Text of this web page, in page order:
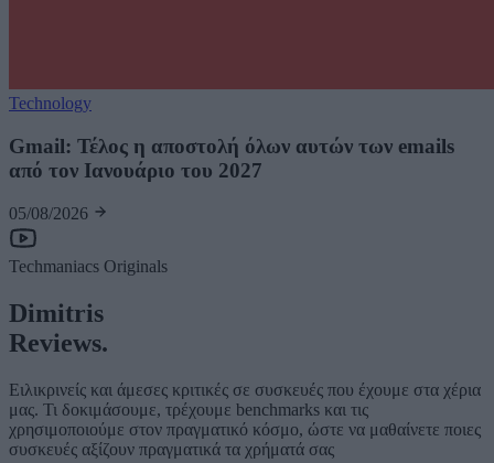
Technology
Gmail: Τέλος η αποστολή όλων αυτών των emails
από τον Ιανουάριο του 2027
05/08/2026
Techmaniacs Originals
Dimitris
Reviews.
Ειλικρινείς και άμεσες κριτικές σε συσκευές που έχουμε στα χέρια
μας. Τι δοκιμάσουμε, τρέχουμε benchmarks και τις
χρησιμοποιούμε στον πραγματικό κόσμο, ώστε να μαθαίνετε ποιες
συσκευές αξίζουν πραγματικά τα χρήματά σας